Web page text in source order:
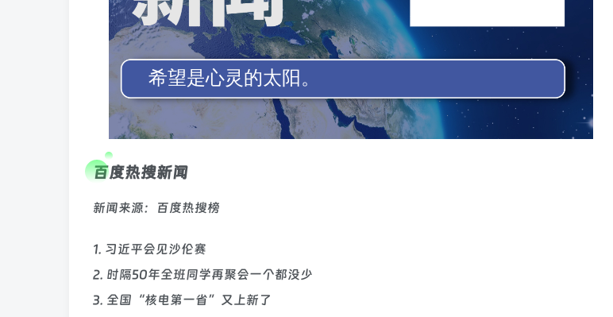
百度热搜新闻
新闻来源：百度热搜榜
1. 习近平会见沙伦赛
2. 时隔50年全班同学再聚会一个都没少
3. 全国“核电第一省”又上新了